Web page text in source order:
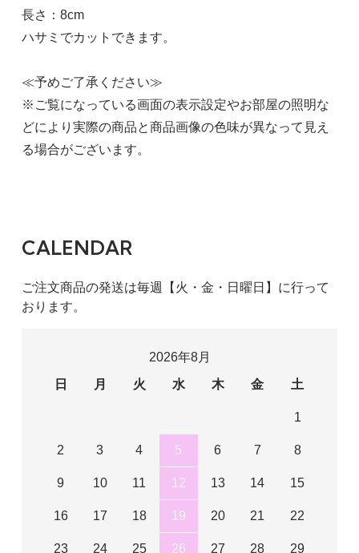
長さ：8cm
ハサミでカットできます。
≪予めご了承ください≫
※ご覧になっている画面の表示設定やお部屋の照明な
どにより実際の商品と商品画像の色味が異なって見え
る場合がございます。
CALENDAR
ご注文商品の発送は毎週【火・金・日曜日】に行って
おります。
2026年8月
日
月 火 水 木 金 土
1
2 3 4 5 6 7 8
9 10 11 12 13 14 15
16 17 18 19 20 21 22
23 24 25 26 27 28 29